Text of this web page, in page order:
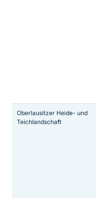
Oberlausitzer Heide- und
Teichlandschaft